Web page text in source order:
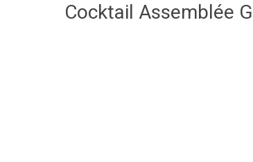
Cocktail Assemblée